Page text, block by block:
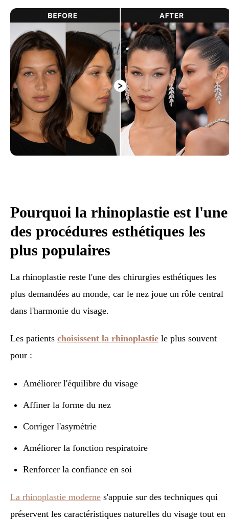
Pourquoi la rhinoplastie est l'une
des procédures esthétiques les
plus populaires
La rhinoplastie reste l'une des chirurgies esthétiques les
plus demandées au monde, car le nez joue un rôle central
dans l'harmonie du visage.
Les patients choisissent la rhinoplastie le plus souvent
pour :
Améliorer l'équilibre du visage
Affiner la forme du nez
Corriger l'asymétrie
Améliorer la fonction respiratoire
Renforcer la confiance en soi
La rhinoplastie moderne s'appuie sur des techniques qui
préservent les caractéristiques naturelles du visage tout en